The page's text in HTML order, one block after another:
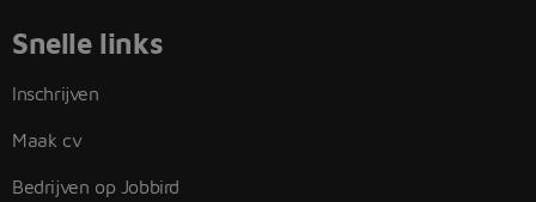
Snelle links
Inschrijven
Maak cv
Bedrijven op Jobbird